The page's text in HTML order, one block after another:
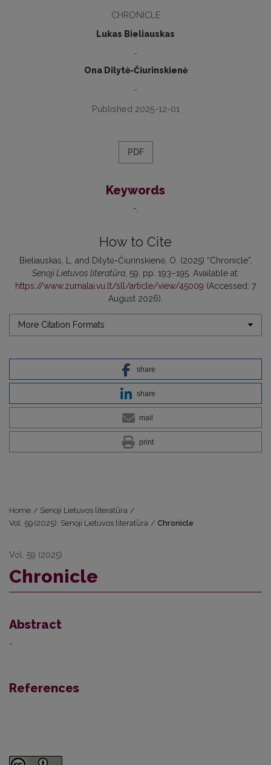
CHRONICLE
Lukas Bieliauskas
-
Ona Dilytė-Čiurinskienė
-
Published 2025-12-01
PDF
Keywords
-
How to Cite
Bieliauskas, L. and Dilytė-Čiurinskienė, O. (2025) “Chronicle”,
Senoji Lietuvos literatūra , 59, pp. 193–195. Available at:
https://www.zurnalai.vu.lt/sll/article/view/45009 (Accessed: 7
August 2026).
More Citation Formats
share
share
mail
print
Home / Senoji Lietuvos literatūra /
Vol. 59 (2025): Senoji Lietuvos literatūra / Chronicle
Vol. 59 (2025)
Chronicle
Abstract
-
References